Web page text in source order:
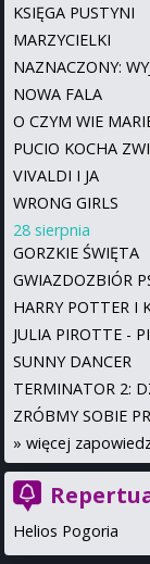
KSIĘGA PUSTYNI
MARZYCIELKI
NAZNACZONY:
NOWA FALA
O CZYM WIE
PUCIO KOCHA
VIVALDI I JA
WRONG GIRLS
28 sierpnia
GORZKIE ŚWIĘTA
GWIAZDOZBIÓR
HARRY POTTER I
JULIA PIROTTE -
SUNNY DANCER
TERMINATOR 2:
ZRÓBMY SOBIE
» więcej
Helios Pogoria